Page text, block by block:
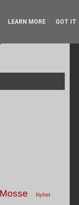
Mosse Nyhet
LEARN MORE GOT IT